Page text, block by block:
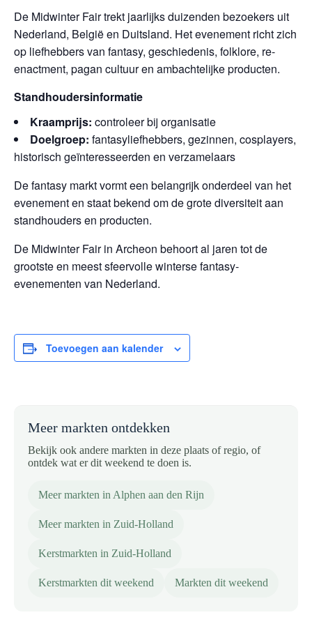
De Midwinter Fair trekt jaarlijks duizenden bezoekers uit
Nederland, België en Duitsland. Het evenement richt zich
op liefhebbers van fantasy, geschiedenis, folklore, re-
enactment, pagan cultuur en ambachtelijke producten.
Standhoudersinformatie
Kraamprijs: controleer bij organisatie
Doelgroep: fantasyliefhebbers, gezinnen, cosplayers,
historisch geïnteresseerden en verzamelaars
De fantasy markt vormt een belangrijk onderdeel van het
evenement en staat bekend om de grote diversiteit aan
standhouders en producten.
De Midwinter Fair in Archeon behoort al jaren tot de
grootste en meest sfeervolle winterse fantasy-
evenementen van Nederland.
Toevoegen aan kalender
Meer markten ontdekken
Bekijk ook andere markten in deze plaats of regio, of
ontdek wat er dit weekend te doen is.
Meer markten in Alphen aan den Rijn
Meer markten in Zuid-Holland
Kerstmarkten in Zuid-Holland
Kerstmarkten dit weekend Markten dit weekend